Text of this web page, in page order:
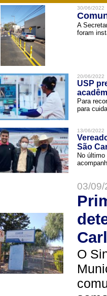
30/06/2022
A
foram
20/06/2022
USP
Para
para
13/06/2022
São
No
03/
O